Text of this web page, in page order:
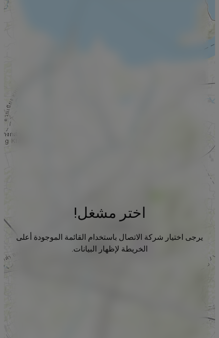
اختر مشغل!
يرجى اختيار شركة الاتصال باستخدام القائمة الموجودة أعلى
الخريطة لإظهار البيانات.